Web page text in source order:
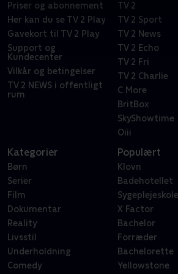
Priser og abonnement
Her kan du se TV 2 Play
Gavekort til TV 2 Play
Support og
Kundecenter
Vilkår og betingelser
TV 2 NEWS i offentligt
rum
TV 2
TV 2 Sport
TV 2 News
TV 2 Echo
TV 2 Fri
TV 2 Charlie
C More
BritBox
SkyShowtime
Oiii
Kategorier
Børn
Serier
Film
Dokumentar
Reality
Livsstil
Underholdning
Comedy
Populært
Klovn
Badehotellet
X Factor
Bachelor
Forræder
Bachelorette
Yellowstone